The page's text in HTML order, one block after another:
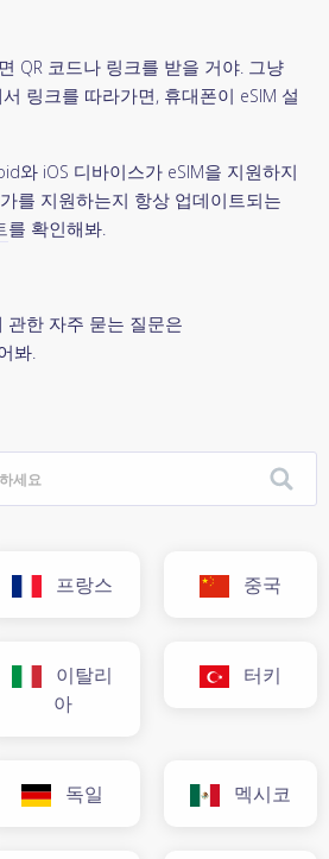
QR 코드나 링크를 받을 거야. 그냥
링크를 따라가면, 휴대폰이 eSIM 설
와 iOS 디바이스가 eSIM을 지원하지
를 지원하는지 항상 업데이트되는
를 확인해봐.
관한 자주 묻는 질문은
봐.
프랑스 중국
이탈리
아
터키
독일 멕시코